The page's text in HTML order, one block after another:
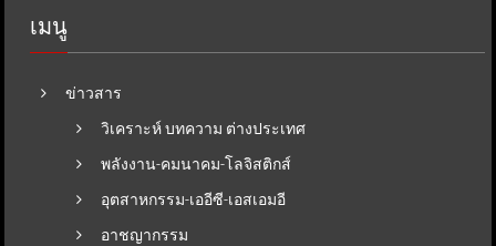
เมนู
ข่าวสาร
วิเคราะห์ บทความ ต่างประเทศ
พลังงาน-คมนาคม-โลจิสติกส์
อุตสาหกรรม-เออีซี-เอสเอมอี
อาชญากรรม